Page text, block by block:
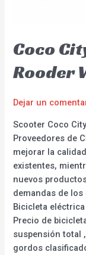
Coco
Rooder
Dejar un
Scooter Coco
Proveedores de
mejorar la
existentes,
nuevos
demandas de los
Bicicleta
Precio de
suspensión total
gordos